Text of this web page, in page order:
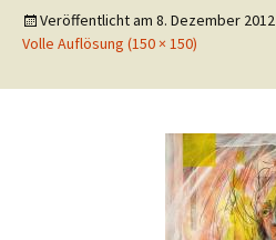
Veröffentlicht am 8. Dezember 2012
Volle Auflösung (150 × 150)